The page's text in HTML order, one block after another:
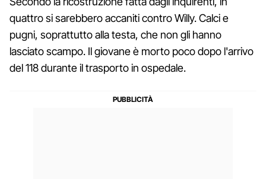
quattro si sarebbero accaniti contro Willy. Calci e
pugni, soprattutto alla testa, che non gli hanno
lasciato scampo. Il giovane è morto poco dopo l'arrivo
del 118 durante il trasporto in ospedale.